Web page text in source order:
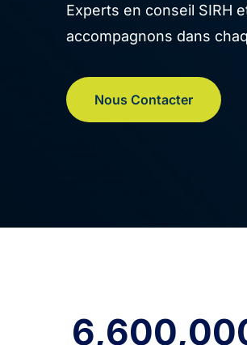
Experts en conseil SIRH
accompagnons dans
Nous Contacter